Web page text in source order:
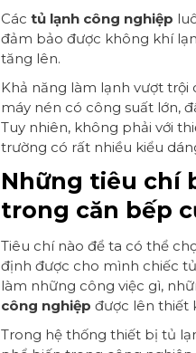
Các tủ lạnh công nghiệp
đảm bảo được không khí
tăng lên.
Khả năng làm lạnh vượt
máy nén có công suất lớn,
Tuy nhiên, không phải với
trường có rất nhiều kiểu
Những tiêu chí
trong căn bếp
Tiêu chí nào để ta có thể
định được cho mình chiếc
làm những công việc gì,
công nghiệp được lên thiết
Trong hệ thống thiết bị tủ